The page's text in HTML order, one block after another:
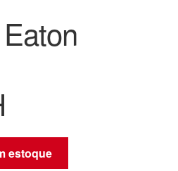
estoque